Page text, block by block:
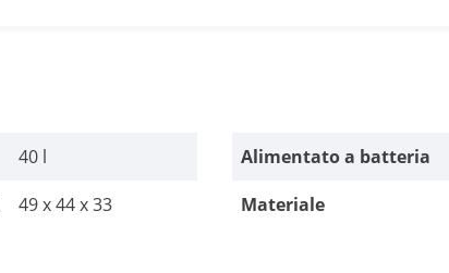
40 l Alimentato a batteria
49 x 44 x 33 Materiale